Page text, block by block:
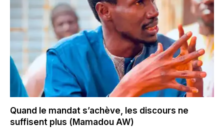
Quand le mandat s’achève, les discours ne
suffisent plus (Mamadou AW)